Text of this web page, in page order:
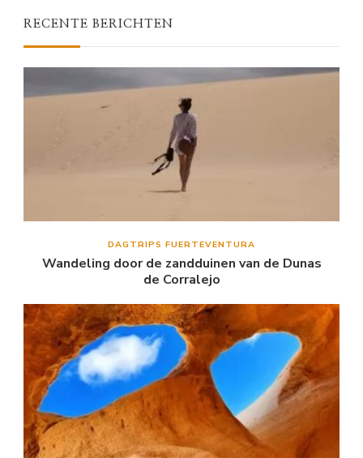
RECENTE BERICHTEN
DAGTRIPS FUERTEVENTURA
Wandeling door de zandduinen van de Dunas
de Corralejo